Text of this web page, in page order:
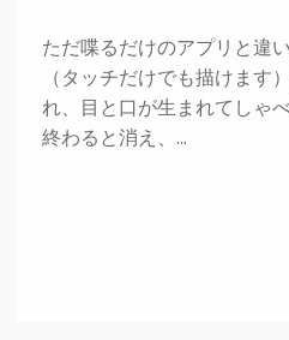
ただ喋るだけのアプリと違
（タッチだけでも描けます
れ、目と口が生まれてしゃ
終わると消え、…